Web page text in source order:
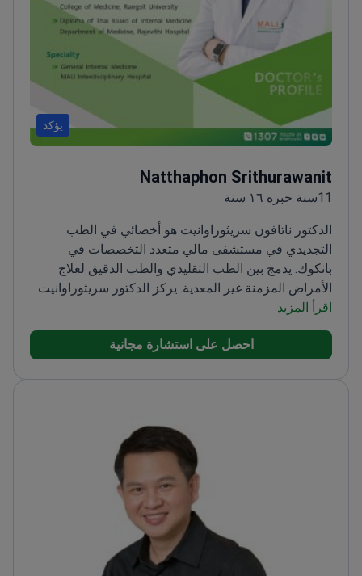
يؤكد
Natthaphon Srithurawanit
11سنة خبره ١٦ سنة
الدكتور ناتافون سريثوراوانيت هو أخصائي في الطب
التجديدي في مستشفى مالي متعدد التخصصات في
بانكوك. يدمج بين الطب التقليدي والطب الدقيق لعلاج
الأمراض المزمنة غير المعدية. يركز الدكتور سريثوراوانيت
على تقليل أوقات الشفاء من خلال تقنيات ترميمية في
الأنسجة وتجديد الشباب ومكافحة الشيخوخة.
الدموية (PRP)، والبوتوكس، وعلاجات الليزر.
يوفر
اقرأ المزيد
احصل على استشارة مجانية